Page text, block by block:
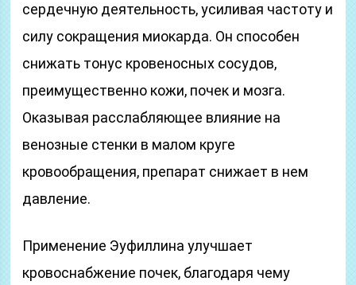
сердечную деятельность, усиливая частоту и
силу сокращения миокарда. Он способен
снижать тонус кровеносных сосудов,
преимущественно кожи, почек и мозга.
Оказывая расслабляющее влияние на
венозные стенки в малом круге
кровообращения, препарат снижает в нем
давление.
Применение Эуфиллина улучшает
кровоснабжение почек, благодаря чему